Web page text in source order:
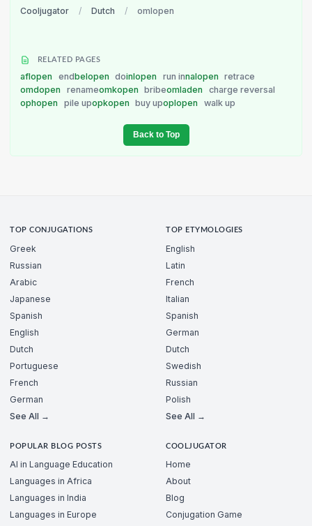
Cooljugator / Dutch / omlopen
RELATED PAGES
aflopen endbelopen doinlopen run innalopen
retrace
omdopen
renameomkopen bribeomladen
charge reversal
ophopen
pile upopkopen buy upoplopen walk up
Back to Top
TOP CONJUGATIONS
Greek
Russian
Arabic
Japanese
Spanish
English
Dutch
Portuguese
French
German
See All →
TOP ETYMOLOGIES
English
Latin
French
Italian
Spanish
German
Dutch
Swedish
Russian
Polish
See All →
POPULAR BLOG POSTS
AI in Language Education
Languages in Africa
Languages in India
Languages in Europe
COOLJUGATOR
Home
About
Blog
Conjugation Game